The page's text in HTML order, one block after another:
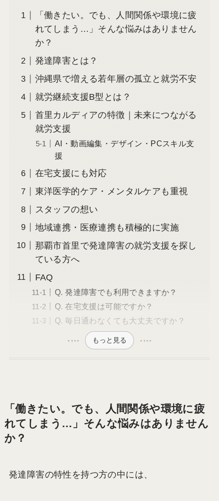
「働きたい。でも、人間関係や環境に疲
れてしまう…」そんな悩みはありません
か？
発達障害とは？
沖縄県で増える若年層の孤立と就労不安
就労継続支援B型とは？
首里カルディアの特徴｜未来につながる
就労支援
AI・動画編集・デザイン・PCスキル支
援
在宅支援にも対応
東洋医学的ケア・メンタルケアも重視
スタッフの想い
地域連携・医療連携も積極的に実施
那覇市首里で発達障害の就労支援を探し
ている方へ
FAQ
Q. 発達障害でも利用できますか？
Q. 在宅支援は可能ですか？
Q. 毎日通わなくても大丈夫ですか？
もっと見る
「働きたい。でも、人間関係や環境に疲
れてしまう…」そんな悩みはありません
か？
発達障害の特性を持つ方の中には、